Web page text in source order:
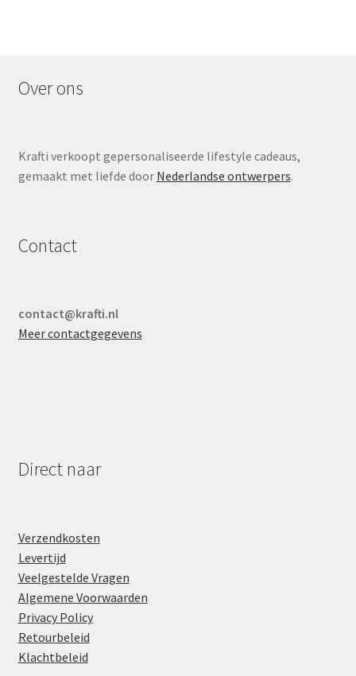
Over ons
Krafti verkoopt gepersonaliseerde lifestyle cadeaus,
gemaakt met liefde door Nederlandse ontwerpers.
Contact
contact@krafti.nl
Meer contactgegevens
Direct naar
Verzendkosten
Levertijd
Veelgestelde Vragen
Algemene Voorwaarden
Privacy Policy
Retourbeleid
Klachtbeleid